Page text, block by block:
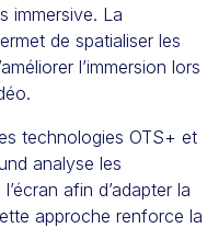
immersive. La
de spatialiser les
l’immersion lors
technologies OTS+ et
analyse les
afin d’adapter la
approche renforce la